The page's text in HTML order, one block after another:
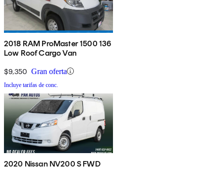
2018 RAM ProMaster 1500 136
Low Roof Cargo Van
$9,350 Gran oferta
Incluye tarifas de conc.
2020 Nissan NV200 S FWD